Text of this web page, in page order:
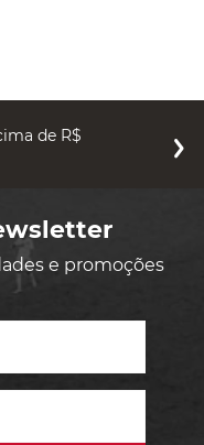
de R$
e promoções